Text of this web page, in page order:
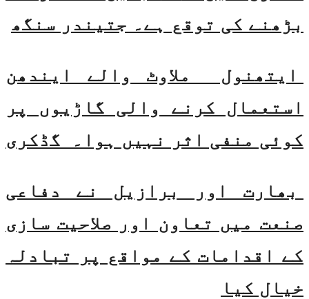
بڑھنے کی توقع ہے۔ جتیندر سنگھ
ایتھنول ملاوٹ والے ایندھن
استعمال کرنے والی گاڑیوں پر
کوئی منفی اثر نہیں ہوا۔ گڈکری
بھارت اور برازیل نے دفاعی
صنعت میں تعاون اور صلاحیت سازی
کے اقدامات کے مواقع پر تبادلہ
خیال کیا